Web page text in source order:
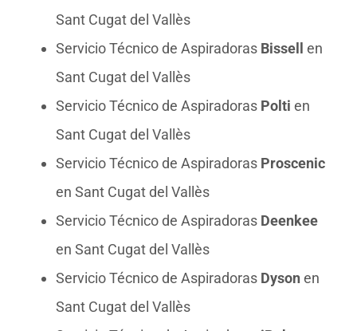
Sant Cugat del Vallès
Servicio Técnico de Aspiradoras Bissell
en
Sant Cugat del Vallès
Servicio Técnico de Aspiradoras Polti en
Sant Cugat del Vallès
Servicio Técnico de Aspiradoras Proscenic
en Sant Cugat del Vallès
Servicio Técnico de Aspiradoras Deenkee
en Sant Cugat del Vallès
Servicio Técnico de Aspiradoras Dysonen
Sant Cugat del Vallès